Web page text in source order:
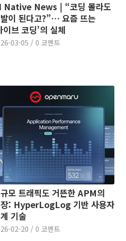
Native News | “코딩 몰라도
이 된다고?”… 요즘 뜨는
이브 코딩’의 실체
03-05 / 0 코멘트
모 트래픽도 거뜬한 APM의
: HyperLogLog 기반 사용자
기술
02-20 / 0 코멘트